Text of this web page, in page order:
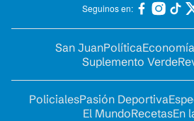
Seguinos en:
San JuanPolíticaEconomía
Suplemento Verde
PolicialesPasión Deportiva
El MundoRecetasEn